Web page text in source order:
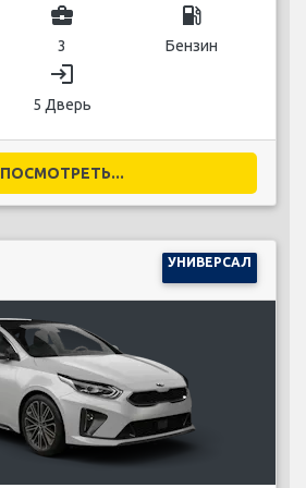
business_center
3
local_gas_station
Бензин
login
5 Дверь
ПОСМОТРЕТЬ...
УНИВЕРСАЛ